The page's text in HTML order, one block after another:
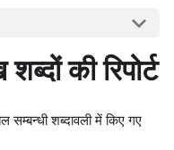
की रिपोर्ट
शब्दावली में किए गए